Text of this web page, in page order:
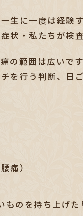
生に一度は経験
状・私たちが検
の範囲は広いで
を行う判断、日
痛）
ものを持ち上げ